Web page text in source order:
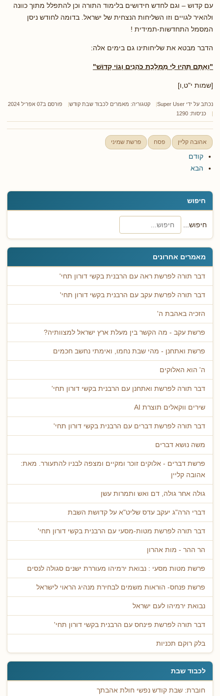
חיפוש
חיפוש...
מאמרים אחרונים
דבר תורה לפרשת ראה עם הרבנית בקשי דורון תחי'
דבר תורה לפרשת עקב עם הרבנית בקשי דורון תחי'
הזכיה באהבת ה'
פרשת עקב - מה הקשר בין מעלת ארץ ישראל למצוותיה?
פרשת ואתחנן - מהי שבת נחמו, ואימתי נחשב חכמים
ה' הוא האלוקים
דבר תורה לפרשת ואתחנן עם הרבנית בקשי דורון תחי'
שירים ווקאלים תוצרת AI
דבר תורה לפרשת דברים עם הרבנית בקשי דורון תחי'
משה נושא דברים
פרשת דברים - אלוקים זוכר ומקיים ומצפה לבניו להתעורר. מאת:
אהובה קליין
גולה אחר גולה, דם ואש ותמרות עשן
דברי הרה"ג יעקב עדס שליט"א על קדושת השבת
דבר תורה לפרשת מטות-מסעי עם הרבנית בקשי דורון תחי'
הר ההר - מות אהרון
פרשת מטות מסעי : נבואת ירמיהו מעוררת ישנים סגולה לנסים
פרשת פנחס- הוראות משמים לבחירת מנהיג הראוי לישראל
נבואת ירמיהו לעם ישראל
דבר תורה לפרשת פינחס עם הרבנית בקשי דורון תחי'
בלק רוקם תכניות
לכבוד שבת
חוברת: שבת קודש נפשי חולת אהבתך
עם קדוש – וגם לחדש חידושים בלימוד התורה וכן להתפלל מתוך כוונה
ולהאיר לגויים וזו השליחות הנצחית של ישראל. בדומה לחודש ניסן
המסמל התחדשות-תמידית !
הדבר מבטא את שליחותינו גם בימים אלה:
"וְאַתֶּם תִּהְיוּ לִי מַמְלֶכֶת כֹּהֲנִים וְגוֹי קָדוֹשׁ"
[שמות י"ט,ו]
נכתב על ידי Super User קטגוריה: מאמרים לכבוד שבת קודש
פורסם ב07 אפריל 2024
כניסות: 1290
אהובה קליין פסח פרשת שמיני
קודם
הבא